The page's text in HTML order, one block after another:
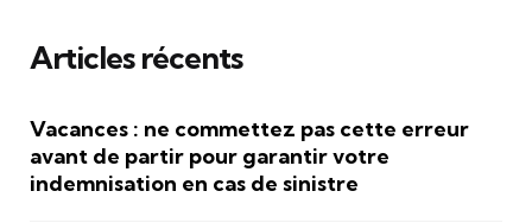
Articles récents
Vacances : ne commettez pas cette erreur
avant de partir pour garantir votre
indemnisation en cas de sinistre